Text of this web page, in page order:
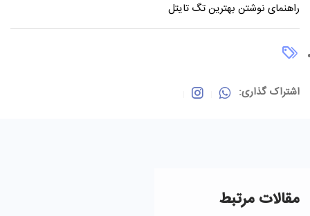
راهنمای نوشتن بهترین تگ تایتل
اشتراک گذاری:
مقالات مرتبط